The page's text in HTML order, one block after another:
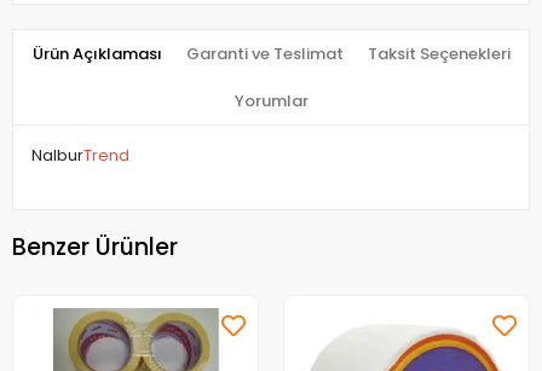
Ürün Açıklaması Garanti ve Teslimat Taksit Seçenekleri
Yorumlar
NalburTrend
Benzer Ürünler